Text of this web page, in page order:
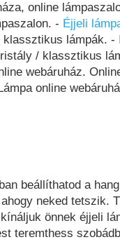
online
- Éjjeli
lámpák. -
/ klassztikus
webáruház.
online
beállíthatod a
neked tetszik.
önnek éjjeli
teremthess